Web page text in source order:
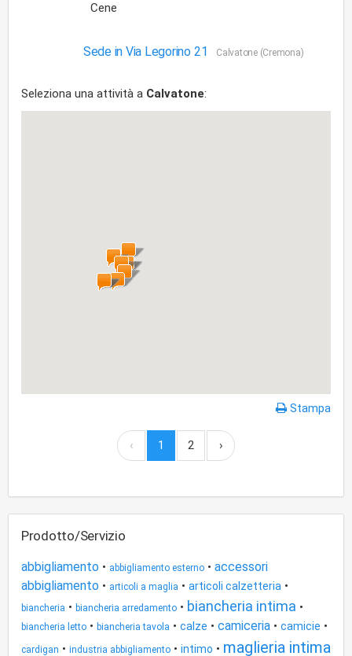
Cene
Sede in Via Legorino 21 Calvatone (Cremona)
Seleziona una attività a Calvatone:
Stampa
‹ 1 2 ›
Prodotto/Servizio
abbigliamento • abbigliamento esterno • accessori
abbigliamento • articoli a maglia • articoli calzetteria •
biancheria • biancheria arredamento • biancheria intima •
biancheria letto • biancheria tavola • calze • camiceria • camicie •
cardigan • industria abbigliamento • intimo • maglieria intima